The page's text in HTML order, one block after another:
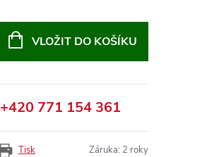
VLOŽIT DO KOŠÍKU
+420 771 154 361
Tisk Záruka: 2 roky